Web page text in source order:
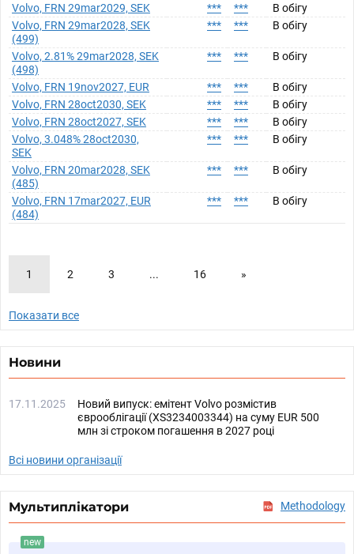
Volvo, FRN 29mar2029, SEK *** ***
В обігу
Volvo, FRN 29mar2028, SEK
(499)
*** *** В обігу
Volvo, 2.81% 29mar2028, SEK
(498)
*** *** В обігу
Volvo, FRN 19nov2027, EUR *** ***
В обігу
Volvo, FRN 28oct2030, SEK
*** ***
В обігу
Volvo, FRN 28oct2027, SEK
*** ***
В обігу
Volvo, 3.048% 28oct2030,
SEK
*** *** В обігу
Volvo, FRN 20mar2028, SEK
(485)
*** *** В обігу
Volvo, FRN 17mar2027, EUR
(484)
*** *** В обігу
1 2 3 ... 16 »
Показати все
Новини
17.11.2025
Новий випуск: емітент Volvo розмістив
єврооблігації (XS3234003344) на суму EUR 500
млн зі строком погашення в 2027 році
Всі новини організації
Мультиплікатори Methodology
new